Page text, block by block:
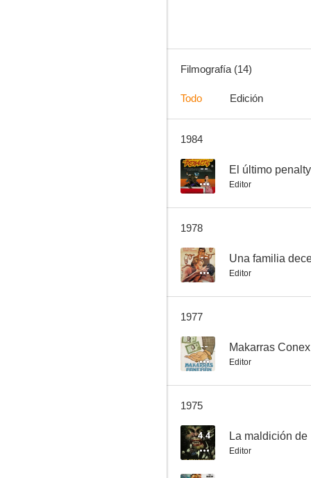
Filmografía (14)
Todo Edición
1984
-- El último penalty
Editor
1978
-- Una familia
Editor
1977
-- Makarras
Editor
1975
4.4 La maldición de
Editor